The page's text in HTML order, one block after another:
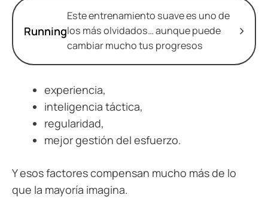
Running
Este entrenamiento suave es uno de
los más olvidados… aunque puede
cambiar mucho tus progresos
experiencia,
inteligencia táctica,
regularidad,
mejor gestión del esfuerzo.
Y esos factores compensan mucho más de lo
que la mayoría imagina.